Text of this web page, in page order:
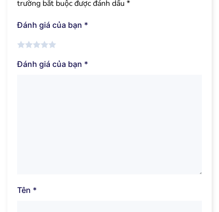
trường bắt buộc được đánh dấu *
Đánh giá của bạn *
Đánh giá của bạn *
Tên *